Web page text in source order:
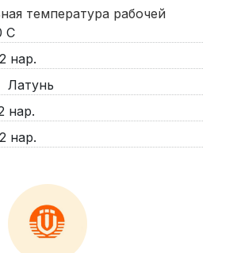
температура рабочей
С
2 нар.
Латунь
нар.
2 нар.